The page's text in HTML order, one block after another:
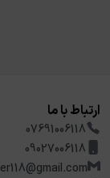
ارتباط با ما
07691006118
09027006118